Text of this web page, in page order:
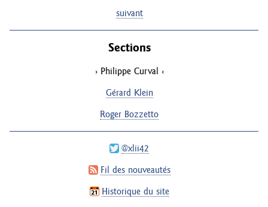
suivant
Sections
Philippe Curval
Gérard Klein
Roger Bozzetto
@xlii42
Fil des nouveautés
Historique du site